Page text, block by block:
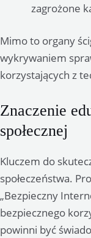
zagrożone
Mimo to organy
wykrywaniem
korzystających z
Znaczenie
społecznej
Kluczem do
społeczeństwa.
„Bezpieczny
bezpiecznego
powinni być